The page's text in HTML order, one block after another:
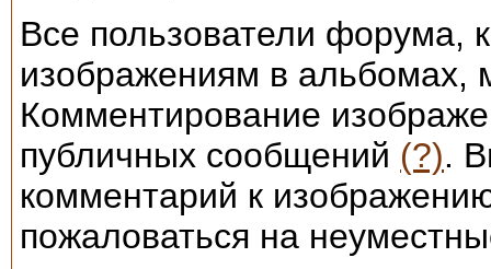
Все пользователи форума,
изображениям в альбомах,
Комментирование
публичных сообщений (?).
комментарий к
пожаловаться на